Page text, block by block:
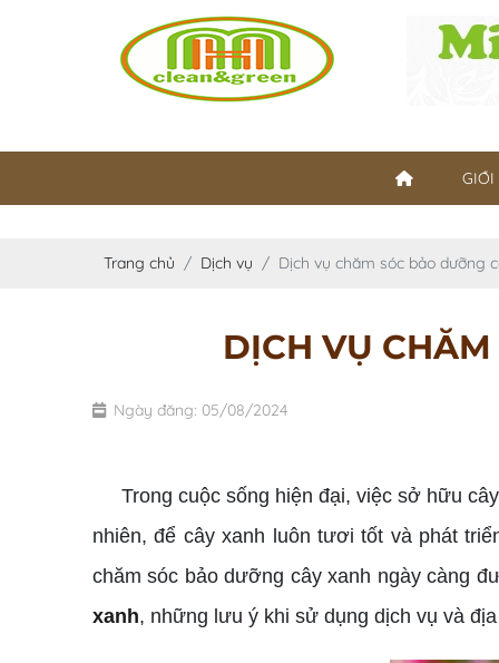
GIỚI
Trang chủ Dịch vụ Dịch vụ chăm sóc bảo dưỡng
DỊCH VỤ
Ngày đăng: 05/08/2024
Trong cuộc sống hiện đại, việc sở hữu
nhiên, để cây xanh luôn tươi tốt và phát
chăm sóc bảo dưỡng cây xanh ngày càng
xanh, những lưu ý khi sử dụng dịch vụ và